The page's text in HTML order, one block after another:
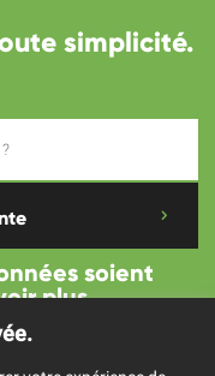
simplicité.
soient
plus
1